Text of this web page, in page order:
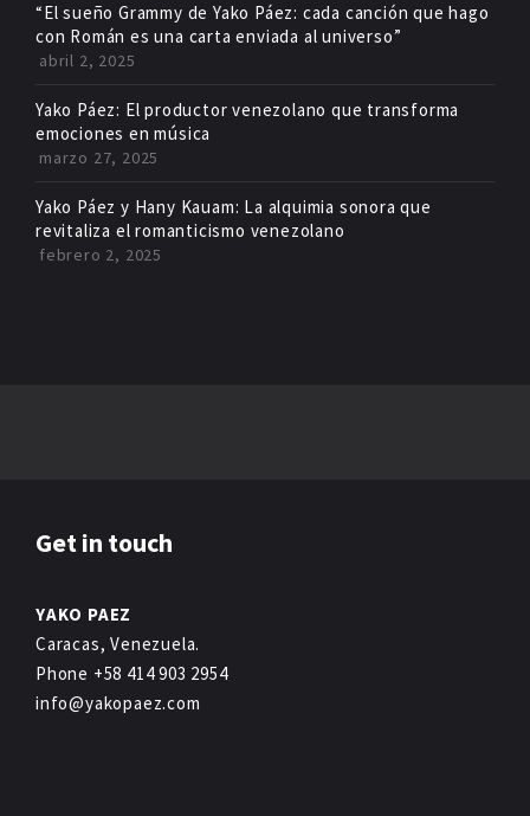
“El sueño Grammy de Yako Páez: cada canción que hago
con Román es una carta enviada al universo”
abril 2, 2025
Yako Páez: El productor venezolano que transforma
emociones en música
marzo 27, 2025
Yako Páez y Hany Kauam: La alquimia sonora que
revitaliza el romanticismo venezolano
febrero 2, 2025
Get in touch
YAKO PAEZ
Caracas, Venezuela.
Phone +58 414 903 2954
info@yakopaez.com